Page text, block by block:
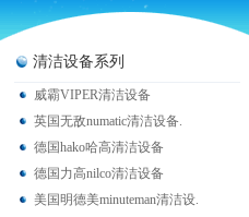
清洁设备系列
威霸VIPER清洁设备
英国无敌numatic清洁设备.
德国hako哈高清洁设备
德国力高nilco清洁设备
美国明德美minuteman清洁设.